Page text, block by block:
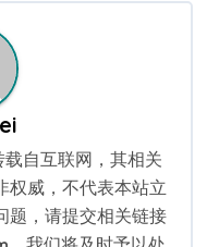
载自互联网，其相关
权威，不代表本站立
题，请提交相关链接